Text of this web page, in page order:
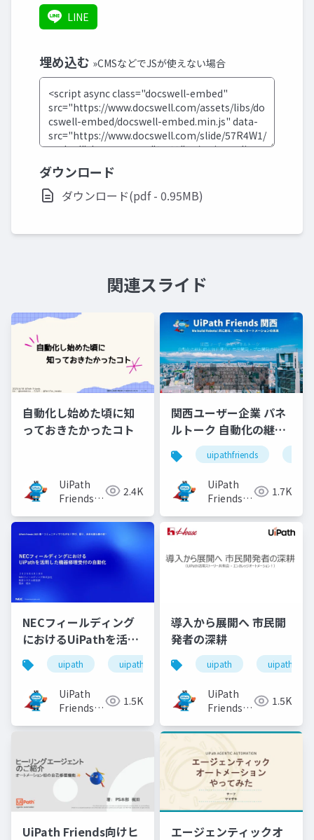
LINE
埋め込む »CMSなどでJSが使えない場合
ダウンロード
ダウンロード(pdf - 0.95MB)
関連スライド
自動化し始めた頃に知
っておきたかったコト
UiPath
Friends
2.4K
関西ユーザー企業 パネ
ルトーク 自動化の継続
的な価値提供と市民開
発・プロ開発の勘所
uipathfriends
UiPath
Friends
1.7K
NECフィールディング
におけるUiPathを活用
した機器修理受付の自
動化
uipath uipathfriends
UiPath
Friends
1.5K
導入から展開へ 市民開
発者の深耕
uipath
UiPath
Friends
1.5K
UiPath Friends向けヒ
エージェンティックオ